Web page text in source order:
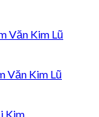
Văn Kim Lũ
Văn Kim Lũ
Kim